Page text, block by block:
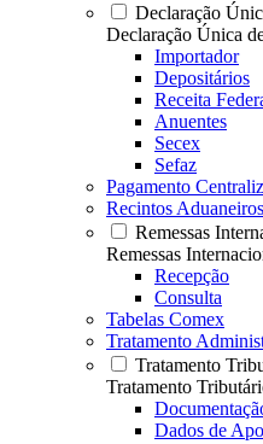
Declaração
Declaração Única
Importador
Depositários
Receita
Anuentes
Secex
Sefaz
Pagamento
Recintos Aduaneiros
Remessas
Remessas
Recepção
Consulta
Tabelas Comex
Tratamento
Tratamento
Tratamento
Dados de